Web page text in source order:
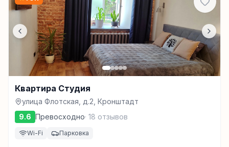
Квартира Студия
улица Флотская, д.2, Кронштадт
9.6 Превосходно· 18 отзывов
Wi-Fi Парковка